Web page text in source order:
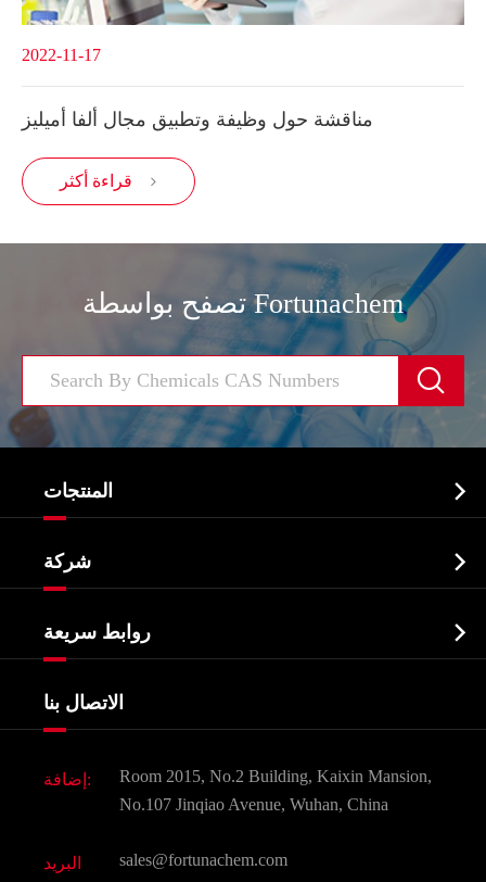
2022-11-17
مناقشة حول وظيفة وتطبيق مجال ألفا أميليز
قراءة أكثر 
تصفح بواسطة Fortunachem

المنتجات 
الصيدلانية وسيطة
البيوكيميائية
Agrochemicals و الوسطيات
مكونات مستحضرات التجميل
النكهات و عطور
الكيميائية CAS
شركة 
شهادات و مصنع تظهر
شركة التاريخ
روابط سريعة 
الاتصال بنا
إضافة:
Room 2015, No.2 Building, Kaixin Mansion,
No.107 Jinqiao Avenue, Wuhan, China
البريد sales@fortunachem.com